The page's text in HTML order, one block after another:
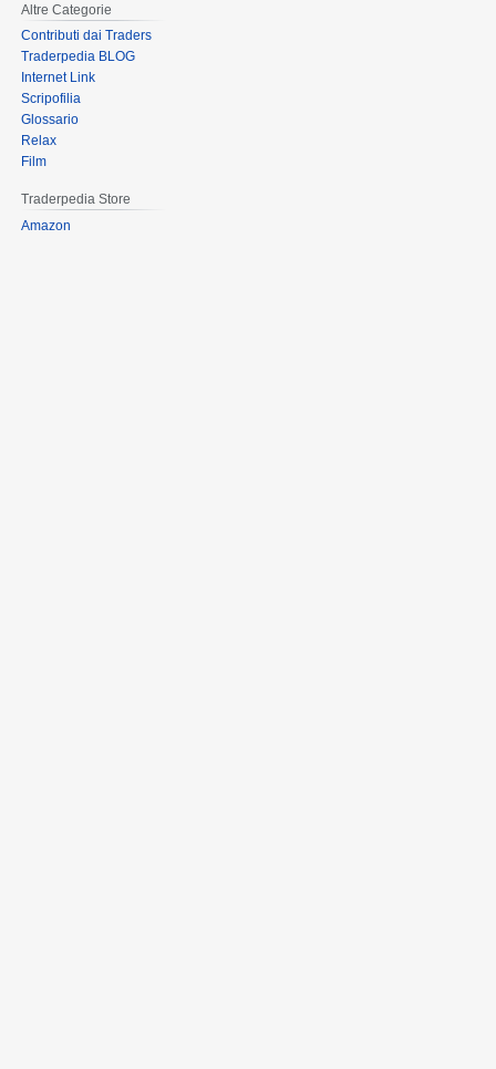
Altre Categorie
Contributi dai Traders
Traderpedia BLOG
Internet Link
Scripofilia
Glossario
Relax
Film
Traderpedia Store
Amazon